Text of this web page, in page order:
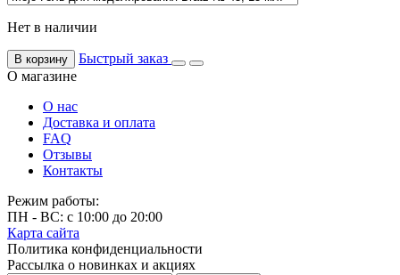
Нет в наличии
В корзину
Быстрый заказ
О магазине
О нас
Доставка и оплата
FAQ
Отзывы
Контакты
Режим работы:
ПН - ВС: с 10:00 до 20:00
Карта сайта
Политика конфиденциальности
Рассылка о новинках и акциях